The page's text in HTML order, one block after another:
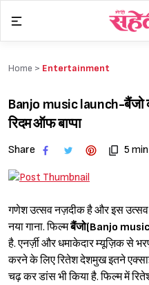
content
Home > Entertainment
Banjo music launch-बैंजो
रिदम ऑफ बाप्पा
Share 5
गणेश उत्सव नज़दीक है और इस
नया गाना. फिल्मबैंजो(Banjo
है. एनर्ज़ी और धमाकेदार म्यूज़िक से
करने के लिए रितेश देशमुख इतने
चढ़ कर डांस भी किया है. फिल्म में